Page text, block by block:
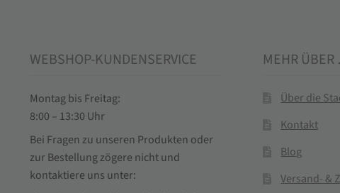
WEBSHOP-KUNDENSERVICE
Montag bis Freitag:
8:00 – 13:30 Uhr
Bei Fragen zu unseren Produkten oder
zur Bestellung zögere nicht und
kontaktiere uns unter:
MEHR
Über die
Kontakt
Blog
Versand- &